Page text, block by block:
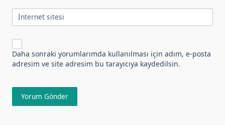
İnternet sitesi
Daha sonraki yorumlarımda kullanılması için adım, e-posta
adresim ve site adresim bu tarayıcıya kaydedilsin.